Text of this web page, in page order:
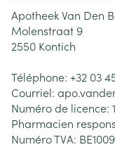
Apotheek Van Den
Molenstraat 9
2550 Kontich
Téléphone: +32 03
Courriel:
Numéro de licence:
Pharmacien
Numéro TVA: